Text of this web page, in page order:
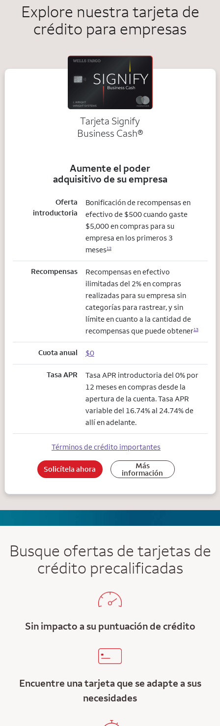
Explore nuestra tarjeta de
crédito para empresas
Tarjeta Signify
Business Cash®
Aumente el poder
adquisitivo de su empresa
Oferta
introductoria
Bonificación de recompensas en
efectivo de $500 cuando gaste
$5,000 en compras para su
empresa en los primeros 3
meses12
Recompensas
Recompensas en efectivo
ilimitadas del 2% en compras
realizadas para su empresa sin
categorías para rastrear, y sin
límite en cuanto a la cantidad de
recompensas que puede obtener13
Cuota anual $0
Tasa APR
Tasa APR introductoria del 0% por
12 meses en compras desde la
apertura de la cuenta. Tasa APR
variable del 16.74% al 24.74% de
allí en adelante.
Términos de crédito importantes
Solicítela ahora Más
información
Busque ofertas de tarjetas de
crédito precalificadas
Sin impacto a su puntuación de crédito
Encuentre una tarjeta que se adapte a sus
necesidades